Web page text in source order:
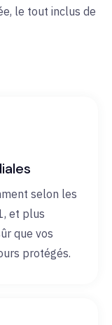
le tout inclus de
selon les
et plus
que vos
protégés.